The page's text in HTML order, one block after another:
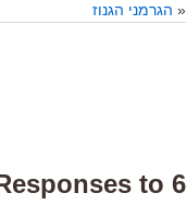
« הגרמני הגנוז
6 Responses to “אות ועוד”